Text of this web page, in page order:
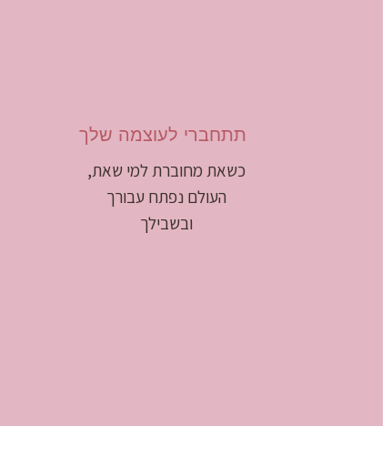
תתחברי לעוצמה שלך
כשאת מחוברת למי שאת,
העולם נפתח עבורך
ובשבילך